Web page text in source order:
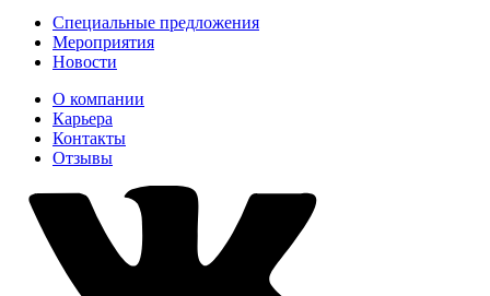
Специальные предложения
Мероприятия
Новости
О компании
Карьера
Контакты
Отзывы